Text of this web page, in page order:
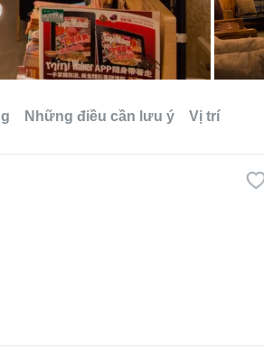
Những điều cần lưu ý Vị trí